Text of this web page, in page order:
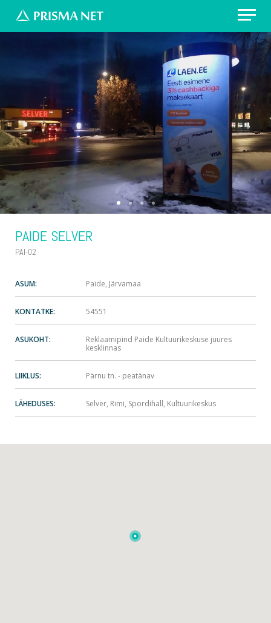
Erilahendus: värvikirevad prügikastid
Välireklaam Valimisteks
Vaata asukohti
Küsi pakkumist
PAIDE SELVER
PAI-02
ASUM: Paide, Järvamaa
KONTATKE: 54551
ASUKOHT:
Reklaamipind Paide Kultuurikeskuse juures
kesklinnas
LIIKLUS: Pärnu tn. - peatänav
LÄHEDUSES: Selver, Rimi, Spordihall, Kultuurikeskus